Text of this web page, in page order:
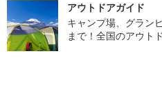
アウトドアガイド
キャンプ場、グラン
まで！全国のアウト